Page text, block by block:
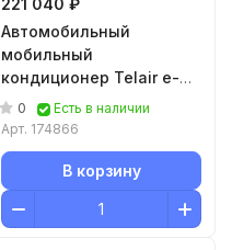
221 040 ₽
Автомобильный
мобильный
кондиционер Telair e-
VAN 7400H
0
Есть в наличии
Арт. 174866
В корзину